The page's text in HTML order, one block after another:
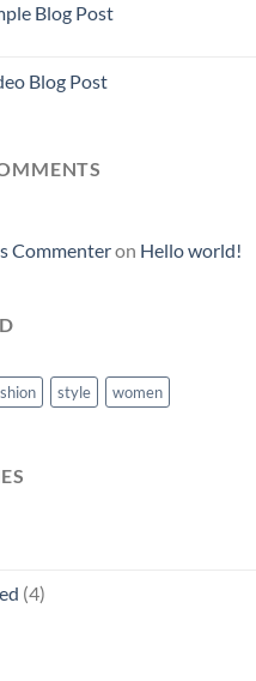
Blog Post
Blog Post
Commenteron Hello world!
style women
(4)